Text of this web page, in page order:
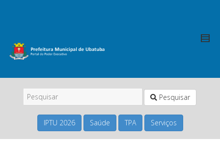
Pesquisar
IPTU 2026 Saúde TPA Serviços